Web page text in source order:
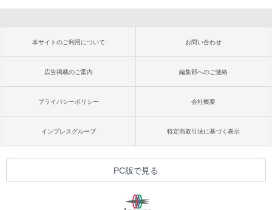
本サイトのご利用について お問い合わせ
広告掲載のご案内 編集部へのご連絡
プライバシーポリシー 会社概要
インプレスグループ 特定商取引法に基づく表示
PC版で見る